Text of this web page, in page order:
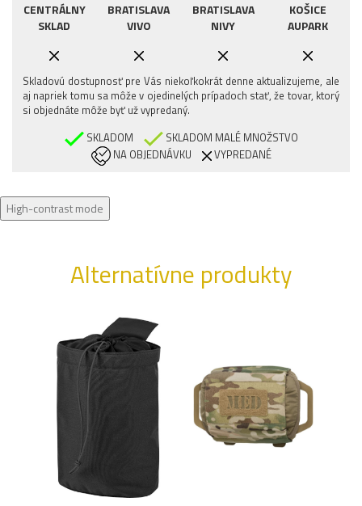
CENTRÁLNY
SKLAD
BRATISLAVA
VIVO
BRATISLAVA
NIVY
KOŠICE
AUPARK
Skladovú dostupnosť pre Vás niekoľkokrát denne aktualizujeme, ale
aj napriek tomu sa môže v ojedinelých prípadoch stať, že tovar, ktorý
si objednáte môže byť už vypredaný.
SKLADOM
SKLADOM MALÉ MNOŽSTVO
NA OBJEDNÁVKU
VYPREDANÉ
High-contrast mode
Alternatívne produkty